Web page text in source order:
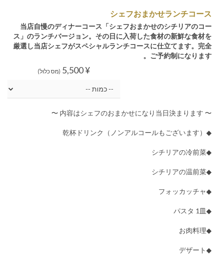
シェフおまかせランチコース
当店自慢のディナーコース「シェフおまかせのシチリアのコー
ス」のランチバージョン。その日に入荷した食材の新鮮な食材を
厳選し当店シェフがスペシャルランチコースに仕立てます。完全
ご予約制になります。
¥ 5,500 (מס כלול)
〜 内容はシェフのおまかせになり当日決まります 〜
◆乾杯ドリンク（ノンアルコールもございます）
◆シチリアの冷前菜
◆シチリアの温前菜
◆フォッカッチャ
◆パスタ 1皿
◆お肉料理
◆デザート